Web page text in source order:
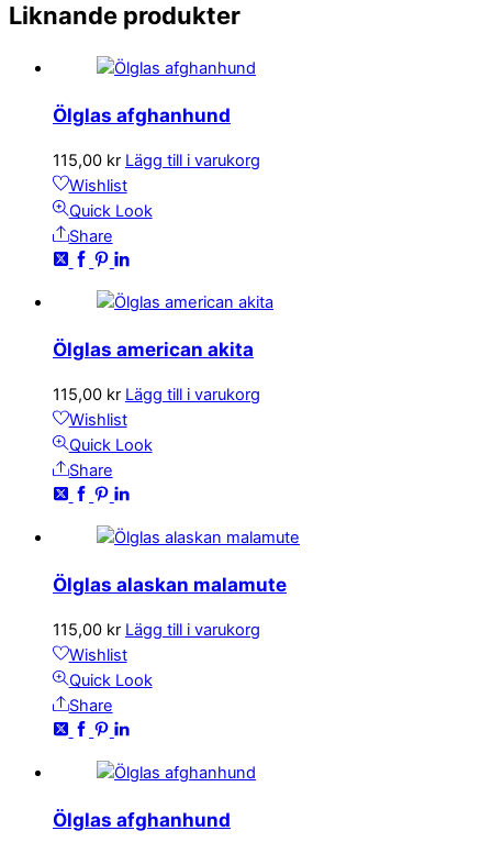
Liknande produkter
Ölglas afghanhund
115,00 kr Lägg till i varukorg
Wishlist
Quick Look
Share
Ölglas american akita
115,00 kr Lägg till i varukorg
Wishlist
Quick Look
Share
Ölglas alaskan malamute
115,00 kr Lägg till i varukorg
Wishlist
Quick Look
Share
Ölglas afghanhund